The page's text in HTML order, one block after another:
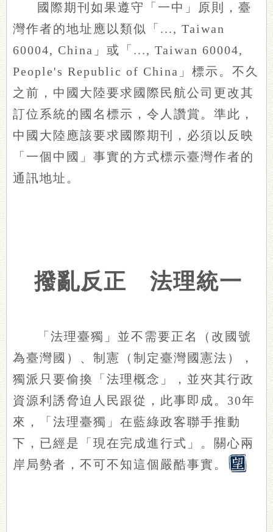
國際期刊如果遵守「一中」原則，臺
灣作者的地址應以類似「..., Taiwan
60004, China」或「..., Taiwan 60004,
People's Republic of China」標示。不久
之前，中國大陸要求國際民航公司更改其
訂位系統的國名標示，令人讚賞。準此，
中國大陸應該要求國際期刊，必須以反映
「一個中國」事實的方式標示臺灣作者的
通訊地址。
撥亂反正 法理統一
「法理臺獨」並不需要正名（改國號
為臺灣國）、制憲（制定臺灣國憲法），
獨派只要偷換「法理概念」，並夾其行政
資源利誘脅迫人民跟從，此事即成。30年
來，「法理臺獨」在藍綠政客聯手推動
下，已經是「現在完成進行式」。關心兩
岸局勢者，不可不知這個嚴酷事實。